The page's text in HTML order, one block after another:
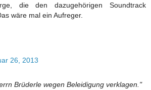
die den dazugehörigen Soundtrack
wäre mal ein Aufreger.
26, 2013
Brüderle wegen Beleidigung verklagen."